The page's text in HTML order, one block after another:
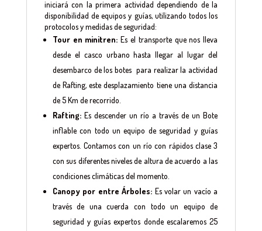
iniciará con la primera actividad dependiendo de la
disponibilidad de equipos y guías, utilizando todos los
protocolos y medidas de seguridad:
Tour en minitren:Es el transporte que nos lleva
desde el casco urbano hasta llegar al lugar del
desembarco de los botes para realizar la actividad
de Rafting, este desplazamiento tiene una distancia
de 5 Km de recorrido.
Rafting:Es descender un río a través de un Bote
inflable con todo un equipo de seguridad y guías
expertos. Contamos con un río con rápidos clase 3
con sus diferentes niveles de altura de acuerdo a las
condiciones climáticas del momento.
Canopy por entre Árboles: Es volar un vacío a
través de una cuerda con todo un equipo de
seguridad y guías expertos donde escalaremos 25